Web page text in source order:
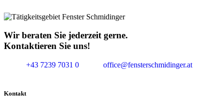
Wir beraten Sie jederzeit gerne.
Kontaktieren Sie uns!
+43 7239 7031 0 office@fensterschmidinger.at
Kontakt